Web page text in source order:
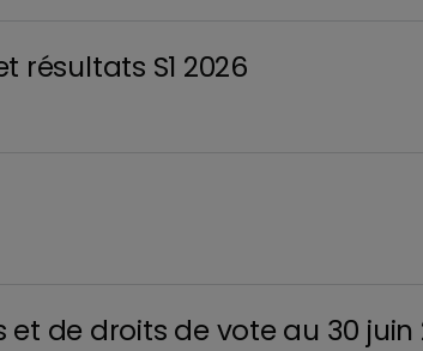
résultats S1 2026
de droits de vote au 30 juin